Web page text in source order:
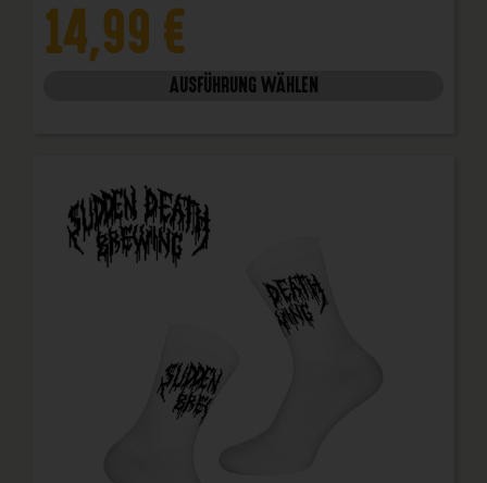
14,99 €
AUSFÜHRUNG WÄHLEN